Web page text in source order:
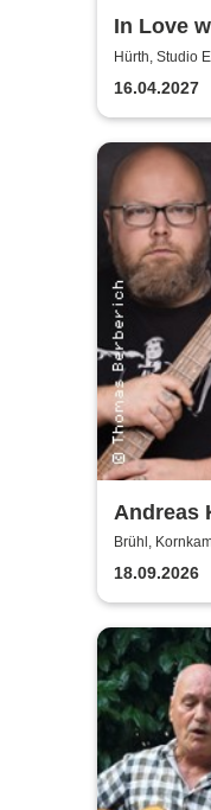
In Love
Hürth, Studio
16.04.2027
Andreas
Duo
Brühl,
18.09.2026